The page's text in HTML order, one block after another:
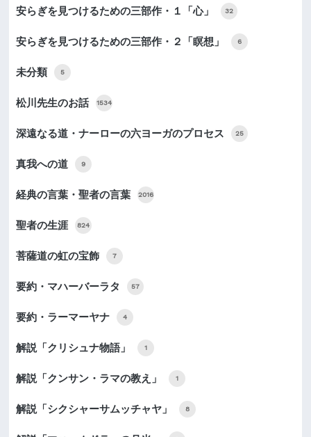
安らぎを見つけるための三部作・１「心」 32
安らぎを見つけるための三部作・２「瞑想」 6
未分類 5
松川先生のお話 1534
深遠なる道・ナーローの六ヨーガのプロセス 25
真我への道 9
経典の言葉・聖者の言葉 2016
聖者の生涯 824
菩薩道の虹の宝飾 7
要約・マハーバーラタ 57
要約・ラーマーヤナ 4
解説「クリシュナ物語」 1
解説「クンサン・ラマの教え」 1
解説「シクシャーサムッチャヤ」 8